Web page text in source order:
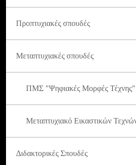
Προπτυχιακές σπουδές
Μεταπτυχιακές σπουδές
ΠΜΣ "Ψηφιακές Μορφές Τέχνης"
Μεταπτυχιακό Εικαστικών
Διδακτορικές Σπουδές